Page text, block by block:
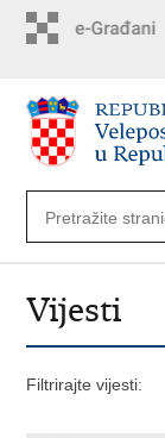
Vijesti
Filtrirajte vijesti: